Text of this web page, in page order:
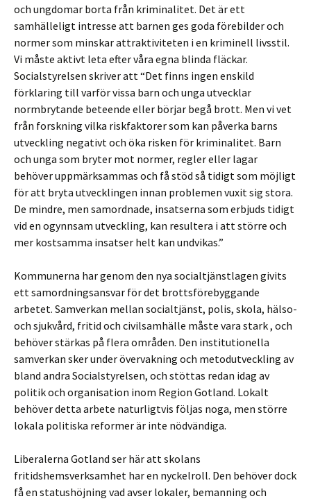
och ungdomar borta från kriminalitet. Det är ett
samhälleligt intresse att barnen ges goda förebilder och
normer som minskar attraktiviteten i en kriminell livsstil.
Vi måste aktivt leta efter våra egna blinda fläckar.
Socialstyrelsen skriver att “Det finns ingen enskild
förklaring till varför vissa barn och unga utvecklar
normbrytande beteende eller börjar begå brott. Men vi vet
från forskning vilka riskfaktorer som kan påverka barns
utveckling negativt och öka risken för kriminalitet. Barn
och unga som bryter mot normer, regler eller lagar
behöver uppmärksammas och få stöd så tidigt som möjligt
för att bryta utvecklingen innan problemen vuxit sig stora.
De mindre, men samordnade, insatserna som erbjuds tidigt
vid en ogynnsam utveckling, kan resultera i att större och
mer kostsamma insatser helt kan undvikas.”
Kommunerna har genom den nya socialtjänstlagen givits
ett samordningsansvar för det brottsförebyggande
arbetet. Samverkan mellan socialtjänst, polis, skola, hälso-
och sjukvård, fritid och civilsamhälle måste vara stark , och
behöver stärkas på flera områden. Den institutionella
samverkan sker under övervakning och metodutveckling av
bland andra Socialstyrelsen, och stöttas redan idag av
politik och organisation inom Region Gotland. Lokalt
behöver detta arbete naturligtvis följas noga, men större
lokala politiska reformer är inte nödvändiga.
Liberalerna Gotland ser här att skolans
fritidshemsverksamhet har en nyckelroll. Den behöver dock
få en statushöjning vad avser lokaler, bemanning och